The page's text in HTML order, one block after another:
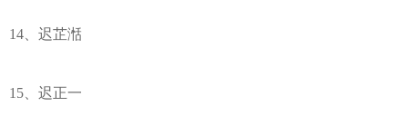
14、迟芷湉
15、迟正一